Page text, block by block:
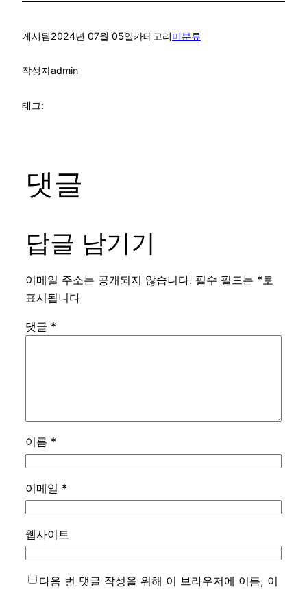
게시됨2024년 07월 05일카테고리미분류
작성자admin
태그:
댓글
답글 남기기
이메일 주소는 공개되지 않습니다. 필수 필드는 *로
표시됩니다
댓글 *
이름 *
이메일 *
웹사이트
다음 번 댓글 작성을 위해 이 브라우저에 이름, 이